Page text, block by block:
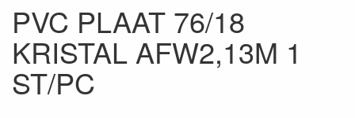
PVC PLAAT 76/18
KRISTAL AFW2,13M 1
ST/PC